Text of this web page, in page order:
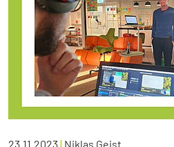
23.11.2023| Niklas Geist